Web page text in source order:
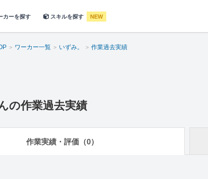
カーを探す スキルを探す NEW
ワーカー一覧 いずみ。 作業過去実績
の作業過去実績
作業実績・評価（0）